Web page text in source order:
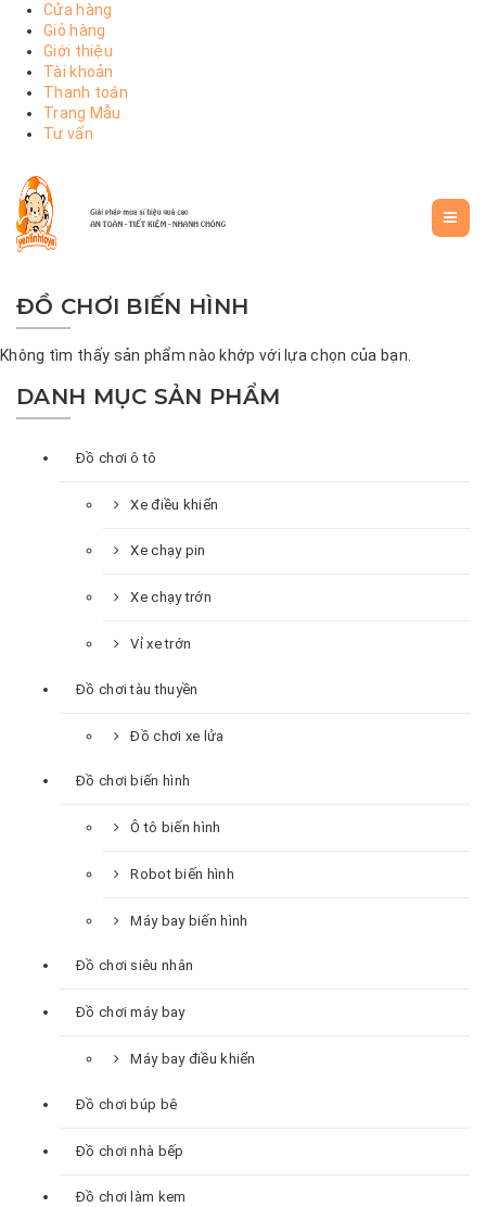
Cửa hàng
Giỏ hàng
Giới thiệu
Tài khoản
Thanh toán
Trang Mẫu
Tư vấn
ĐỒ CHƠI BIẾN HÌNH
Không tìm thấy sản phẩm nào khớp với lựa chọn của bạn.
DANH MỤC SẢN PHẨM
Đồ chơi ô tô
Xe điều khiển
Xe chạy pin
Xe chạy trớn
Vỉ xe trớn
Đồ chơi tàu thuyền
Đồ chơi xe lửa
Đồ chơi biến hình
Ô tô biến hình
Robot biến hình
Máy bay biến hình
Đồ chơi siêu nhân
Đồ chơi máy bay
Máy bay điều khiển
Đồ chơi búp bê
Đồ chơi nhà bếp
Đồ chơi làm kem